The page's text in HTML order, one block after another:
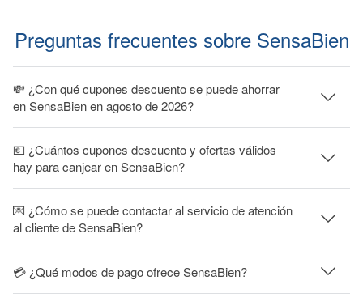
Preguntas frecuentes sobre SensaBien
💸 ¿Con qué cupones descuento se puede ahorrar
en SensaBien en agosto de 2026?
💶 ¿Cuántos cupones descuento y ofertas válidos
hay para canjear en SensaBien?
💌 ¿Cómo se puede contactar al servicio de atención
al cliente de SensaBien?
💳 ¿Qué modos de pago ofrece SensaBien?